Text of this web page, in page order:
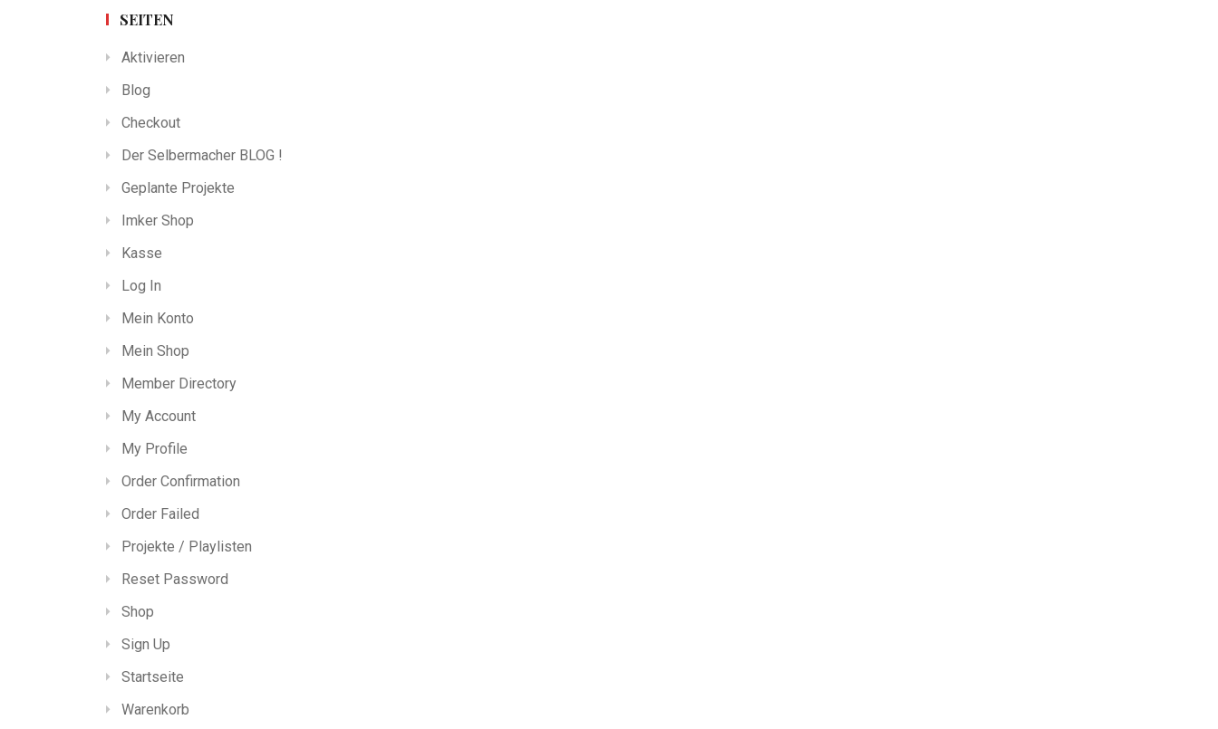
SEITEN
Aktivieren
Blog
Checkout
Der Selbermacher BLOG !
Geplante Projekte
Imker Shop
Kasse
Log In
Mein Konto
Mein Shop
Member Directory
My Account
My Profile
Order Confirmation
Order Failed
Projekte / Playlisten
Reset Password
Shop
Sign Up
Startseite
Warenkorb